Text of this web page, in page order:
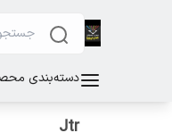
دسته‌بندی
Jtr